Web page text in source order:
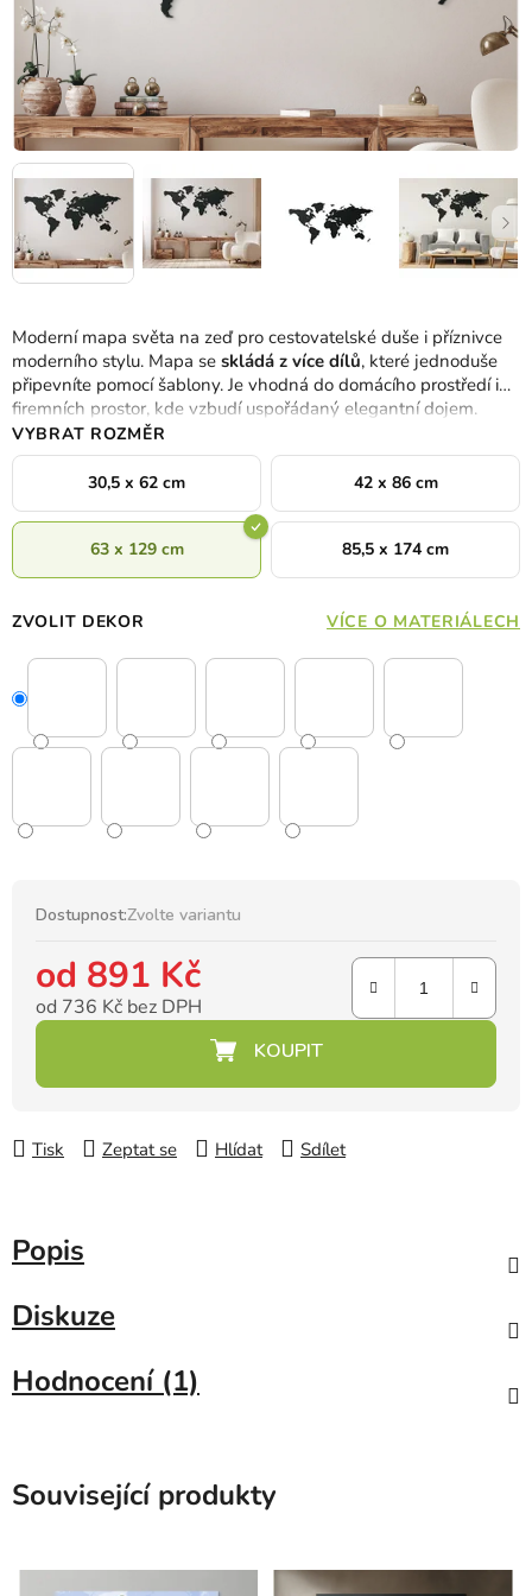
Moderní mapa světa na zeď pro cestovatelské duše i příznivce
moderního stylu. Mapa se skládá z více dílů, které jednoduše
připevníte pomocí šablony. Je vhodná do domácího prostředí i
firemních prostor, kde vzbudí uspořádaný elegantní dojem.
VYBRAT ROZMĚR
30,5 x 62 cm 42 x 86 cm
63 x 129 cm 85,5 x 174 cm
ZVOLIT DEKOR VÍCE O MATERIÁLECH
Dostupnost:Zvolte variantu
od 891 Kč
od 736 Kč bez DPH
Tisk Zeptat se Hlídat Sdílet
Popis
Diskuze
Hodnocení (1)
Související produkty